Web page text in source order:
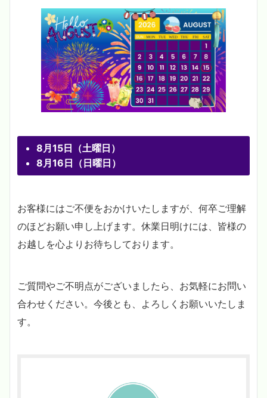
8月15日（土曜日）
8月16日（日曜日）
お客様にはご不便をおかけいたしますが、何卒ご理解
のほどお願い申し上げます。休業日明けには、皆様の
お越しを心よりお待ちしております。
ご質問やご不明点がございましたら、お気軽にお問い
合わせください。今後とも、よろしくお願いいたしま
す。